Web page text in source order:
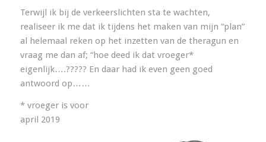
Terwijl ik bij de verkeerslichten sta te wachten,
realiseer ik me dat ik tijdens het maken van mijn “plan”
al helemaal reken op het inzetten van de theragun en
vraag me dan af; “hoe deed ik dat vroeger*
eigenlijk….????? En daar had ik even geen goed
antwoord op……
* vroeger is voor
april 2019